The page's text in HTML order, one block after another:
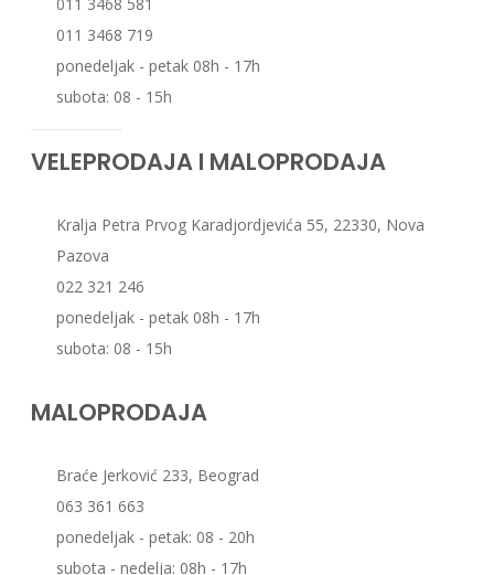
011 3468 719
ponedeljak - petak 08h - 17h
subota: 08 - 15h
VELEPRODAJA I MALOPRODAJA
Kralja Petra Prvog Karadjordjevića 55, 22330, Nova
Pazova
022 321 246
ponedeljak - petak 08h - 17h
subota: 08 - 15h
MALOPRODAJA
Braće Jerković 233, Beograd
063 361 663
ponedeljak - petak: 08 - 20h
subota - nedelja: 08h - 17h